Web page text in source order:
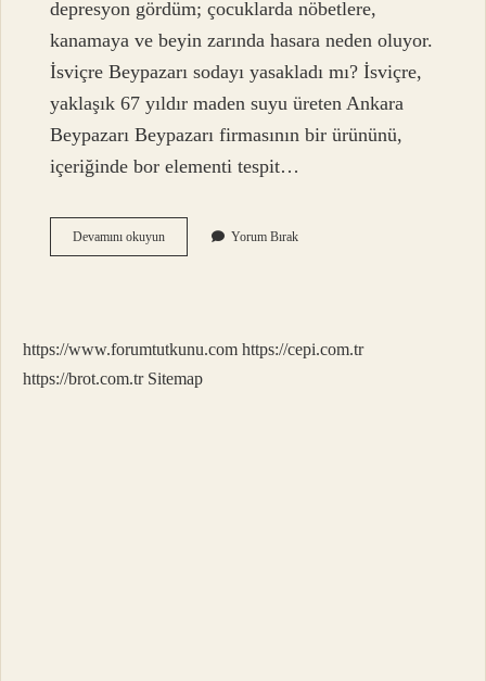
depresyon gördüm; çocuklarda nöbetlere,
kanamaya ve beyin zarında hasara neden oluyor.
İsviçre Beypazarı sodayı yasakladı mı? İsviçre,
yaklaşık 67 yıldır maden suyu üreten Ankara
Beypazarı Beypazarı firmasının bir ürününü,
içeriğinde bor elementi tespit…
Devamını okuyunBeypazarı
Maden
Yorum Bırak
https://www.forumtutkunu.com https://cepi.com.tr
https://brot.com.tr Sitemap